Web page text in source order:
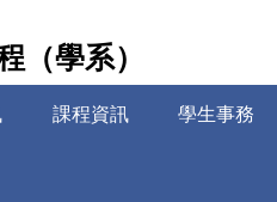
（學系）
課程資訊 學生事務